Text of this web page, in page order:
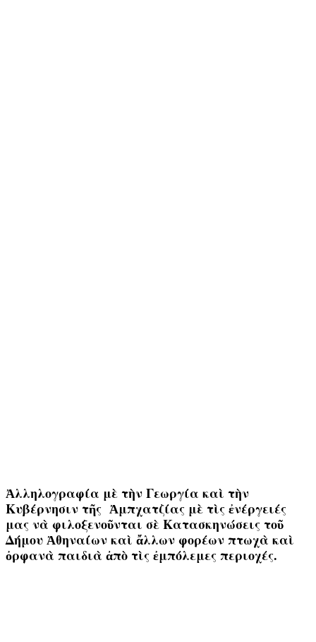
Ἀλληλογραφία μὲ τὴν Γεωργία καὶ τὴν
Κυβέρνησιν τῆς Ἀμπχατζίας μὲ τὶς ἐνέργειές
μας νὰ φιλοξενοῦνται σὲ Κατασκηνώσεις τοῦ
Δήμου Ἀθηναίων καὶ ἄλλων φορέων πτωχὰ καὶ
ὀρφανὰ παιδιὰ ἀπὸ τὶς ἐμπόλεμες περιοχές.